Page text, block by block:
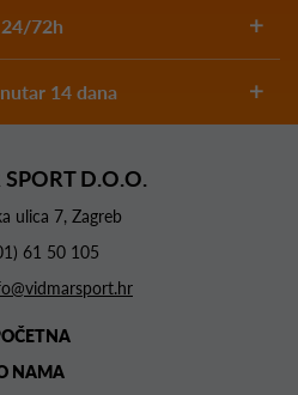
72h
14 dana
D.O.O.
ulica 7, Zagreb
61 50 105
NAMA